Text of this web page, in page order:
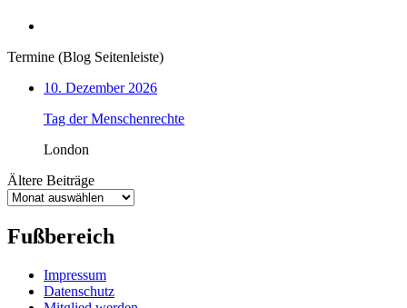
Termine (Blog Seitenleiste)
10. Dezember 2026
Tag der Menschenrechte
London
Ältere Beiträge
Ältere
Fußbereich
Impressum
Datenschutz